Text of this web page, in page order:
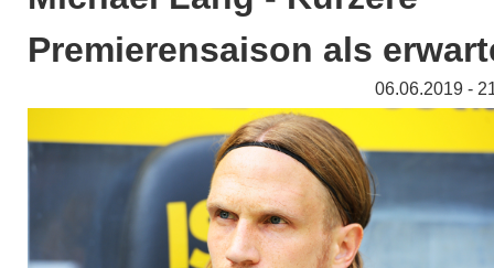
Premierensaison als
06.06.2019 -